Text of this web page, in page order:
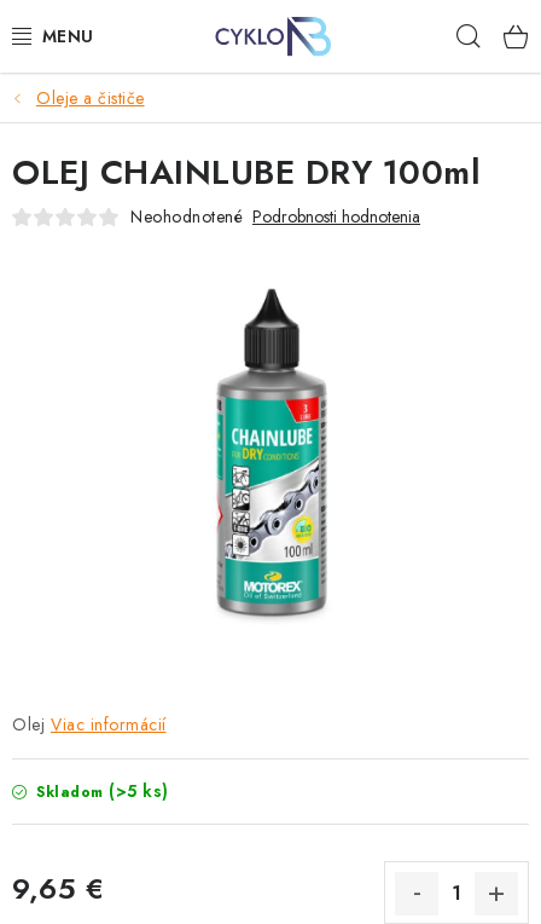
na
E-BIKE
BICYKLE
DOPLNKY
TABUĽKA VEĽKOSTÍ BICYKLOV
ZNAČKY
Tabuľka veľkostí bicyklov
Oleje a čističe
Olej Viac informácií
Skladom (>5 ks)
9,65 €
OLEJ CHAINLUBE DRY 100ml
Neohodnotené Podrobnosti hodnotenia